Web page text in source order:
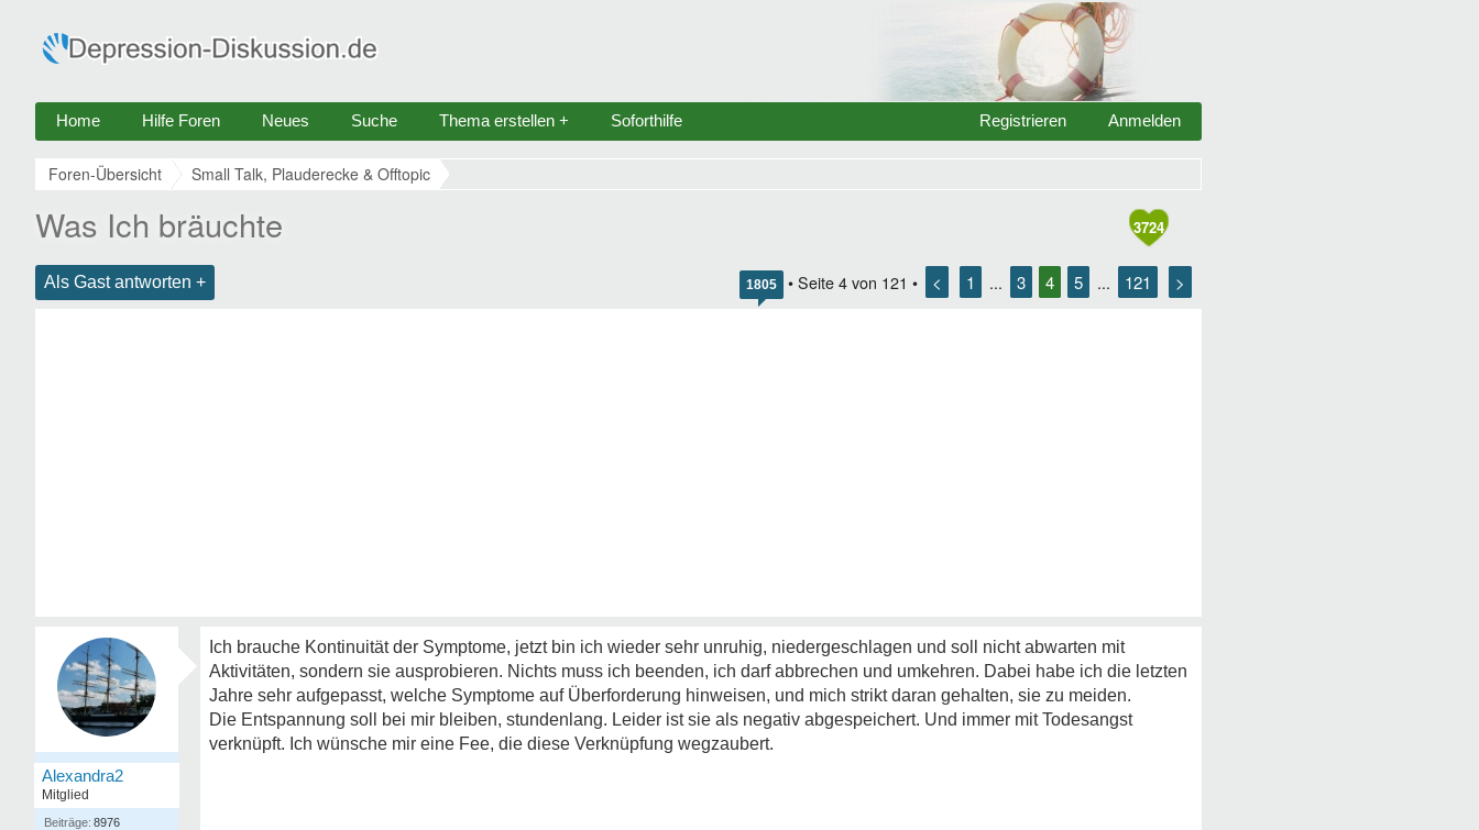
Home Hilfe Foren Neues Suche Thema erstellen + Soforthilfe Anmelden
Registrieren
Foren-Übersicht Small Talk, Plauderecke & Offtopic
3724
Was Ich bräuchte
Als Gast antworten + 1805 • Seite 4 von 121 • < 1 ... 3 4 5 ... 121 >
Alexandra2
Mitglied
8976
Ich brauche Kontinuität der Symptome, jetzt bin ich wieder sehr unruhig, niedergeschlagen und soll nicht abwarten mit
Aktivitäten, sondern sie ausprobieren. Nichts muss ich beenden, ich darf abbrechen und umkehren. Dabei habe ich die letzten
Jahre sehr aufgepasst, welche Symptome auf Überforderung hinweisen, und mich strikt daran gehalten, sie zu meiden.
Die Entspannung soll bei mir bleiben, stundenlang. Leider ist sie als negativ abgespeichert. Und immer mit Todesangst
verknüpft. Ich wünsche mir eine Fee, die diese Verknüpfung wegzaubert.